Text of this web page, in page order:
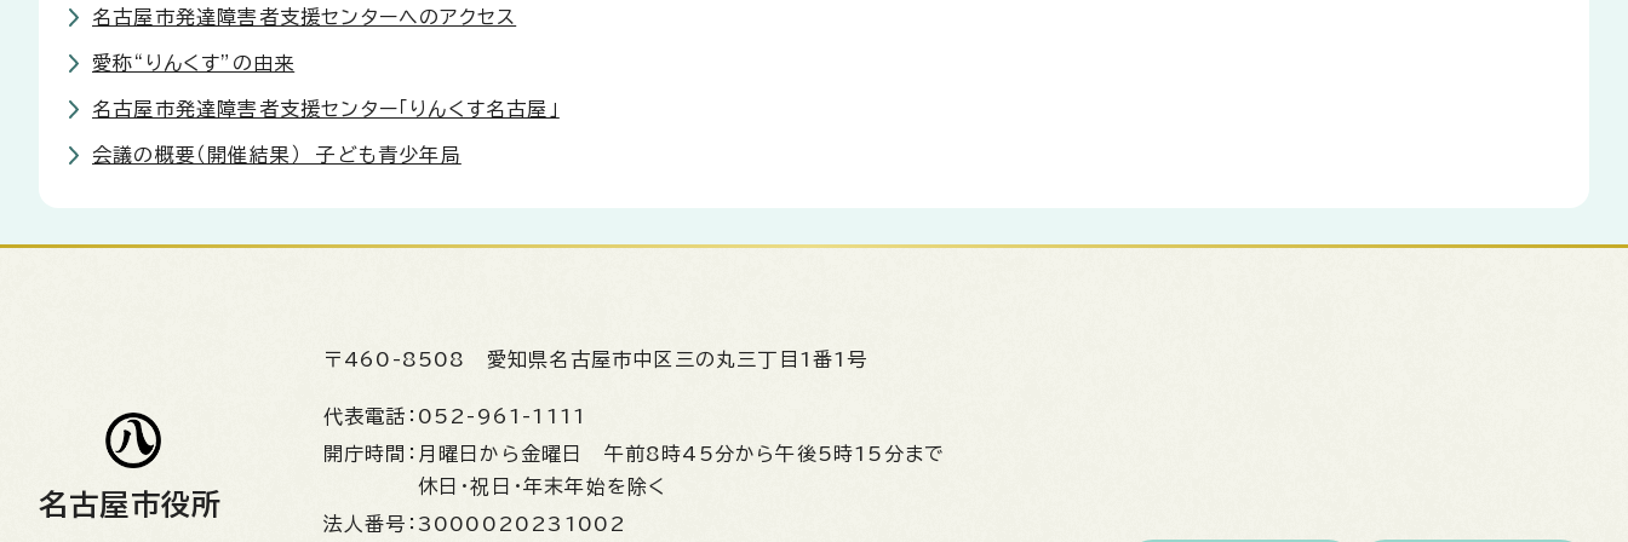
名古屋市発達障害者支援センターへのアクセス
愛称“りんくす”の由来
名古屋市発達障害者支援センター「りんくす名古屋」
会議の概要（開催結果） 子ども青少年局
名古屋市役所
〒460-8508 愛知県名古屋市中区三の丸三丁目1番1号
代表電話： 052-961-1111
開庁時間： 月曜日から金曜日 午前8時45分から午後5時15分まで
休日・祝日・年末年始を除く
法人番号： 3000020231002